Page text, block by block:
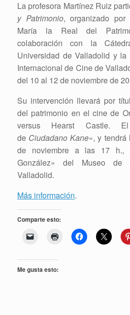
La profesora Martínez Ruiz
y Patrimonio, organizado por
María la Real del
colaboración con la
Universidad de Valladolid y
Internacional de Cine de
del 10 al 12 de noviembre de
Su intervención llevará por
del patrimonio en el cine de
versus Hearst Castle.
de Ciudadano Kane«, y tendrá
de noviembre a las 17 h.,
González» del Museo de
Valladolid.
Más información.
Comparte esto:
Me gusta esto: